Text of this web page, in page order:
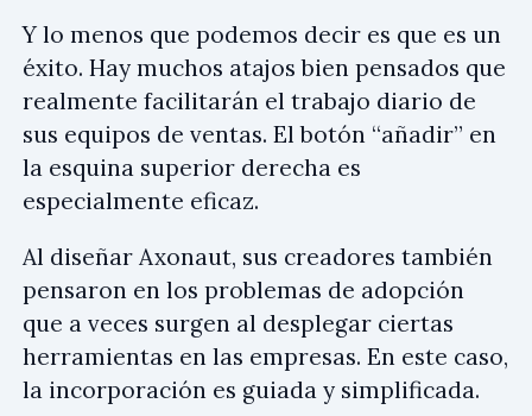
Y lo menos que podemos decir es que es un
éxito. Hay muchos atajos bien pensados que
realmente facilitarán el trabajo diario de
sus equipos de ventas. El botón “añadir” en
la esquina superior derecha es
especialmente eficaz.
Al diseñar Axonaut, sus creadores también
pensaron en los problemas de adopción
que a veces surgen al desplegar ciertas
herramientas en las empresas. En este caso,
la incorporación es guiada y simplificada.